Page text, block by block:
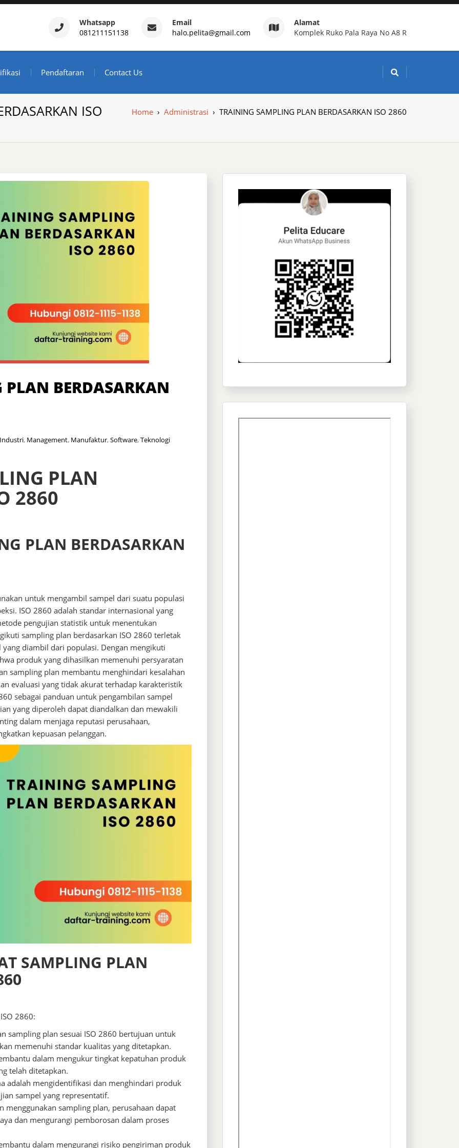
– Daftar Training Indonesia
Whatsapp
081211151138
Email
halo.pelita@gmail.com
Alamat
Komplek Ruko Pala Raya No A8 R
Pendaftaran Contact Us
ISO Home › Administrasi › TRAINING SAMPLING PLAN BERDASARKAN ISO 2860
BERDASARKAN
Industri, Management, Manufaktur,Software,Teknologi
PLAN
2860
PLAN BERDASARKAN
untuk mengambil sampel dari suatu populasi
ISO 2860 adalah standar internasional yang
pengujian statistik untuk menentukan
sampling plan berdasarkan ISO 2860 terletak
diambil dari populasi. Dengan mengikuti
produk yang dihasilkan memenuhi persyaratan
sampling plan membantu menghindari kesalahan
evaluasi yang tidak akurat terhadap karakteristik
sebagai panduan untuk pengambilan sampel
yang diperoleh dapat diandalkan dan mewakili
dalam menjaga reputasi perusahaan,
kepuasan pelanggan.
SAMPLING PLAN
2860:
sampling plan sesuai ISO 2860 bertujuan untuk
memenuhi standar kualitas yang ditetapkan.
dalam mengukur tingkat kepatuhan produk
telah ditetapkan.
adalah mengidentifikasi dan menghindari produk
sampel yang representatif.
menggunakan sampling plan, perusahaan dapat
dan mengurangi pemborosan dalam proses
dalam mengurangi risiko pengiriman produk